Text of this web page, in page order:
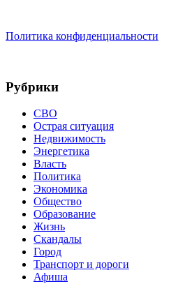
Политика конфиденциальности
Рубрики
СВО
Острая ситуация
Недвижимость
Энергетика
Власть
Политика
Экономика
Общество
Образование
Жизнь
Скандалы
Город
Транспорт и дороги
Афиша